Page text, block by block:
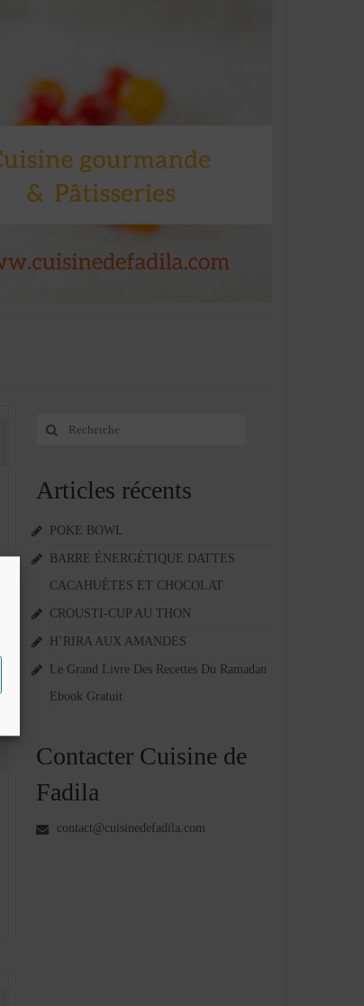
Rechercher
Articles récents
POKE BOWL
BARRE ÉNERGÉTIQUE DATTES
CACAHUÈTES ET CHOCOLAT
CROUSTI-CUP AU THON
H’RIRA AUX AMANDES
Le Grand Livre Des Recettes Du Ramadan
Ebook Gratuit
Contacter Cuisine de
Fadila
contact@cuisinedefadila.com